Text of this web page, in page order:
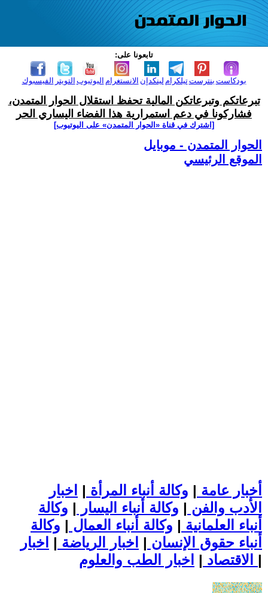
تابعونا على:
الفيسبوك التويتر اليوتيوب الانستغرام لينكدإن تيلكرامبنترست بودكاست
تبرعاتكم وتبرعاتكن المالية تحفظ استقلال الحوار المتمدن،
فشاركونا في دعم استمرارية هذا الفضاء اليساري الحر
[اشترك في قناة ‫«الحوار المتمدن» على اليوتيوب]
الحوار المتمدن - موبايل
الموقع الرئيسي
أخبار عامة | وكالة أنباء المرأة | اخبار
الأدب والفن | وكالة أنباء اليسار | وكالة
أنباء العلمانية | وكالة أنباء العمال | وكالة
أنباء حقوق الإنسان | اخبار الرياضة | اخبار
الاقتصاد | |